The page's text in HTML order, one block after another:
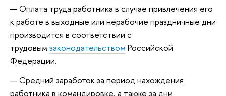
Оплата труда работника в случае привлечения его
к работе в выходные или нерабочие праздничные дни
производится в соответствии с
трудовым законодательством Российской
Федерации.
Средний заработок за период нахождения
работника в командировке, а также за дни